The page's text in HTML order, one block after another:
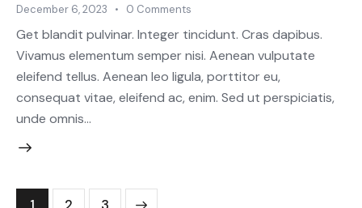
December 6, 2023 0 Comments
Get blandit pulvinar. Integer tincidunt. Cras dapibus.
Vivamus elementum semper nisi. Aenean vulputate
eleifend tellus. Aenean leo ligula, porttitor eu,
consequat vitae, eleifend ac, enim. Sed ut perspiciatis,
unde omnis…